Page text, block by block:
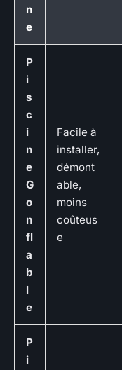
n
e
P
i
s
c
i
n
e
G
o
n
fl
a
b
l
e
Facile à
installer,
démont
able,
moins
coûteus
e
P
i